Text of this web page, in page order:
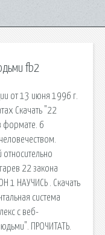
fb2
от 13 июня 1996 г.
Скачать "22
формате. 6
22 закона
1 НАУЧИСЬ . Скачать
система
с веб-
ПРОЧИТАТЬ.